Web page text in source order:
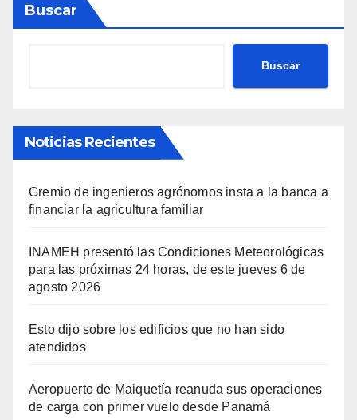
Buscar
Buscar
Noticias Recientes
Gremio de ingenieros agrónomos insta a la banca a
financiar la agricultura familiar
INAMEH presentó las Condiciones Meteorológicas
para las próximas 24 horas, de este jueves 6 de
agosto 2026
Esto dijo sobre los edificios que no han sido
atendidos
Aeropuerto de Maiquetía reanuda sus operaciones
de carga con primer vuelo desde Panamá